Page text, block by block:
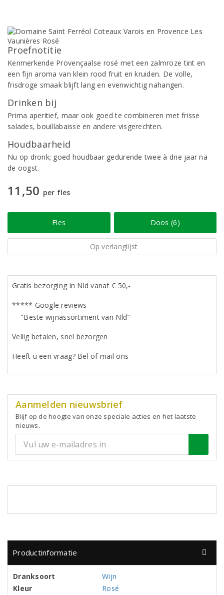
Proefnotitie
Kenmerkende Provençaalse rosé met een zalmroze tint en
een fijn aroma van klein rood fruit en kruiden. De volle,
frisdroge smaak blijft lang en evenwichtig nahangen.
Drinken bij
Prima aperitief, maar ook goed te combineren met frisse
salades, bouillabaisse en andere visgerechten.
Houdbaarheid
Nu op dronk; goed houdbaar gedurende twee à drie jaar na
de oogst.
11,50 per fles
Fles Doos (6)
Op verlanglijst
Gratis bezorging in Nld vanaf € 50,-
***** Google reviews
"Beste wijnassortiment van Nld"
Veilig betalen, snel bezorgen
Heeft u een vraag? Bel of mail ons
Aanmelden nieuwsbrief
Blijf op de hoogte van onze speciale acties en het laatste
nieuws.
Productinformatie
Dranksoort
Wijn
Kleur
Rosé